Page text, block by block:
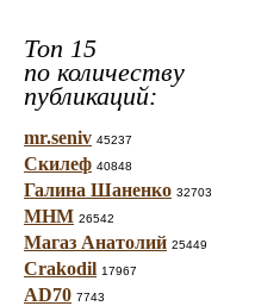
Топ 15
по количеству
публикаций:
mr.seniv 45237
Скилеф 40848
Галина Шаненко 32703
МНМ 26542
Магаз Анатолий 25449
Crakodil 17967
AD70 7743